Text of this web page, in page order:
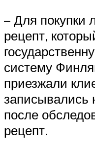
– Для покупки
рецепт,
систему
приезжали
записывались
после
рецепт.